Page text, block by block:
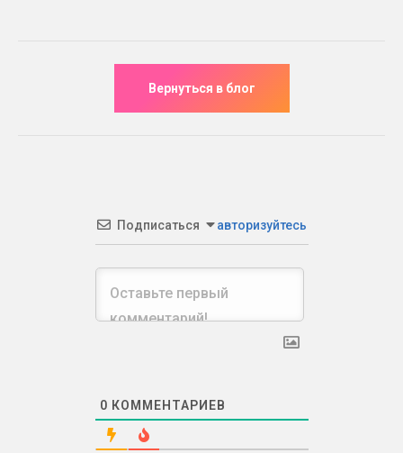
Подписаться авторизуйтесь
0 КОММЕНТАРИЕВ